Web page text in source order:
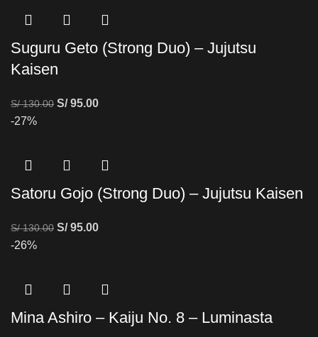
Suguru Geto (Strong Duo) – Jujutsu
Kaisen
S/130.00 S/95.00
-27%
Satoru Gojo (Strong Duo) – Jujutsu Kaisen
S/130.00 S/95.00
-26%
Mina Ashiro – Kaiju No. 8 – Luminasta